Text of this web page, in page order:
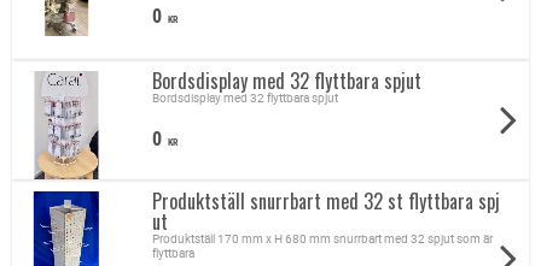
0 KR
Bordsdisplay med 32 flyttbara spjut
Bordsdisplay med 32 flyttbara spjut
0 KR
Produktställ snurrbart med 32 st flyttbara spj
ut
Produktställ 170 mm x H 680 mm snurrbart med 32 spjut som är
flyttbara